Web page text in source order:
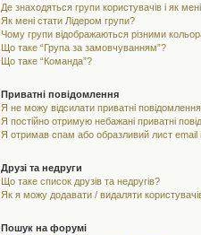
Де знаходяться групи користувачів і як
Як мені стати Лідером групи?
Чому групи відображаються різними
Що таке “Група за замовчуванням”?
Що таке “Команда”?
Приватні повідомлення
Я не можу відсилати приватні
Я постійно отримую небажані приватні
Я отримав спам або образливий лист email
Друзі та недруги
Що таке список друзів та недругів?
Як я можу додавати / видаляти
Пошук на форумі